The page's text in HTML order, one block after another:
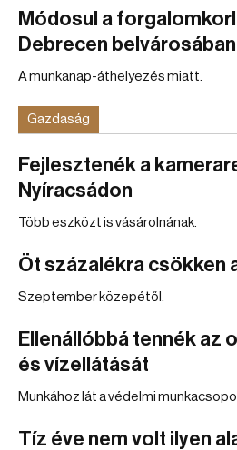
Módosul a
Debrecen belvárosában
A munkanap-áthelyezés miatt.
Gazdaság
Fejlesztenék a
Nyíracsádon
Több eszközt is vásárolnának.
Öt százalékra csökken
Szeptember közepétől.
Ellenállóbbá tennék az
és vízellátását
Munkához lát a védelmi
Tíz éve nem volt ilyen